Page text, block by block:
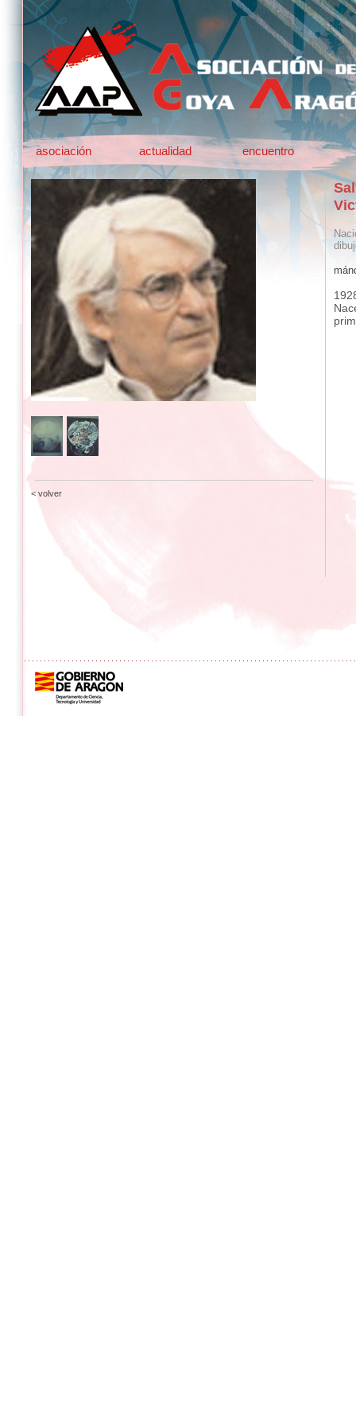
asociación actualidad encuentro
< volver